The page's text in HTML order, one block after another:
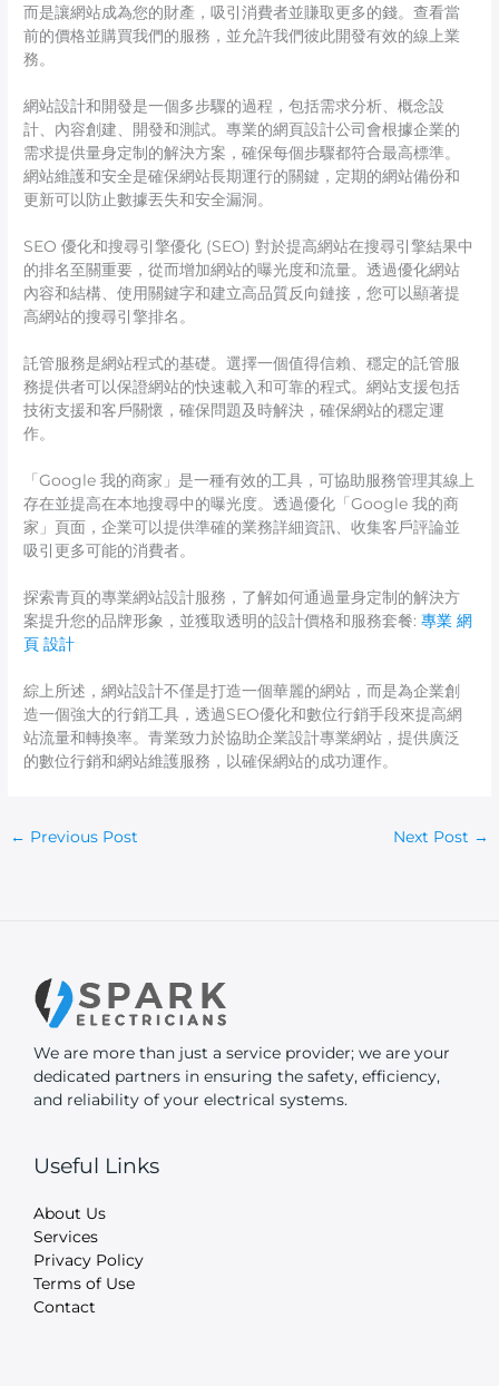
而是讓網站成為您的財產，吸引消費者並賺取更多的錢。查看當
前的價格並購買我們的服務，並允許我們彼此開發有效的線上業
務。
網站設計和開發是一個多步驟的過程，包括需求分析、概念設
計、內容創建、開發和測試。專業的網頁設計公司會根據企業的
需求提供量身定制的解決方案，確保每個步驟都符合最高標準。
網站維護和安全是確保網站長期運行的關鍵，定期的網站備份和
更新可以防止數據丟失和安全漏洞。
SEO 優化和搜尋引擎優化 (SEO) 對於提高網站在搜尋引擎結果中
的排名至關重要，從而增加網站的曝光度和流量。透過優化網站
內容和結構、使用關鍵字和建立高品質反向鏈接，您可以顯著提
高網站的搜尋引擎排名。
託管服務是網站程式的基礎。選擇一個值得信賴、穩定的託管服
務提供者可以保證網站的快速載入和可靠的程式。網站支援包括
技術支援和客戶關懷，確保問題及時解決，確保網站的穩定運
作。
「Google 我的商家」是一種有效的工具，可協助服務管理其線上
存在並提高在本地搜尋中的曝光度。透過優化「Google 我的商
家」頁面，企業可以提供準確的業務詳細資訊、收集客戶評論並
吸引更多可能的消費者。
探索青頁的專業網站設計服務，了解如何通過量身定制的解決方
案提升您的品牌形象，並獲取透明的設計價格和服務套餐:專業 網
頁 設計
綜上所述，網站設計不僅是打造一個華麗的網站，而是為企業創
造一個強大的行銷工具，透過SEO優化和數位行銷手段來提高網
站流量和轉換率。青業致力於協助企業設計專業網站，提供廣泛
的數位行銷和網站維護服務，以確保網站的成功運作。
← Previous Post Next Post →
We are more than just a service provider; we are your
dedicated partners in ensuring the safety, efficiency,
and reliability of your electrical systems.
Useful Links
About Us
Services
Privacy Policy
Terms of Use
Contact